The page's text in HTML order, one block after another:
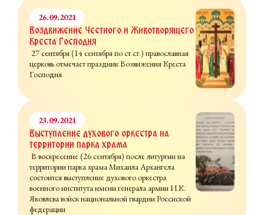
26.09.2021
Воздвижение Честного и Животворящего
Креста Господня
27 сентября (14 сентября по ст.ст.) православная
церковь отмечает праздник Возвижения Креста
Господня
23.09.2021
Выступление духового оркестра на
территории парка храма
В воскресение (26 сентября) после литургии на
территории парка храма Михаила Архангела
состоится выступление духового оркестра
военного института имени генерала армии И.К.
Яковлева войск национальной гвардии Россиской
федерации